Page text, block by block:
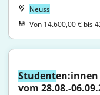
Neuss
Von 14.600,00 € bis
Studenten:innen
vom 28.08.-